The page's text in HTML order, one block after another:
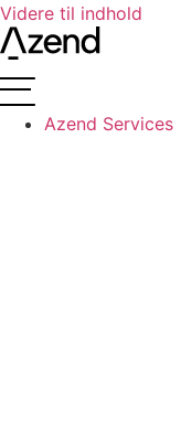
Videre til indhold
Azend Services